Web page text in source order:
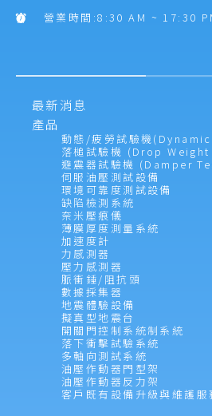
營業時間:8:30 AM ~ 17:30
最新消息
產品
動態/疲勞試驗機
落槌試驗機 (Drop
避震器試驗機 (Damper
伺服油壓測試設備
環境可靠度測試設備
缺陷檢測系統
奈米壓痕儀
薄膜厚度測量系統
加速度計
力感測器
壓力感測器
脈衝錘/阻抗頭
數據採集器
地震體驗設備
擬真型地震台
開關門控制系統制系統
落下衝擊試驗系統
多軸向測試系統
油壓作動器門型架
油壓作動器反力架
客戶既有設備升級與維護服